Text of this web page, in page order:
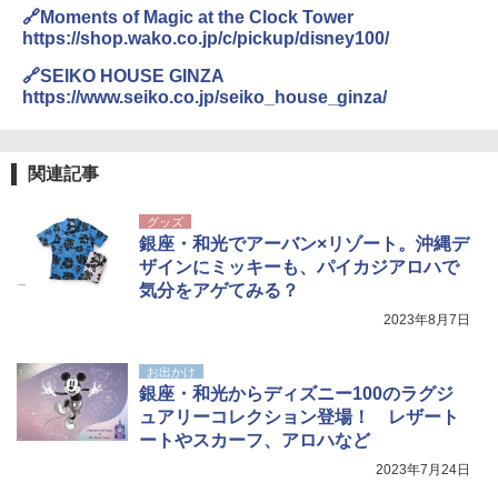
🔗Moments of Magic at the Clock Tower
https://shop.wako.co.jp/c/pickup/disney100/
🔗SEIKO HOUSE GINZA
https://www.seiko.co.jp/seiko_house_ginza/
関連記事
グッズ
銀座・和光でアーバン×リゾート。沖縄デ
ザインにミッキーも、パイカジアロハで
気分をアゲてみる？
2023年8月7日
お出かけ
銀座・和光からディズニー100のラグジ
ュアリーコレクション登場！ レザート
ートやスカーフ、アロハなど
2023年7月24日